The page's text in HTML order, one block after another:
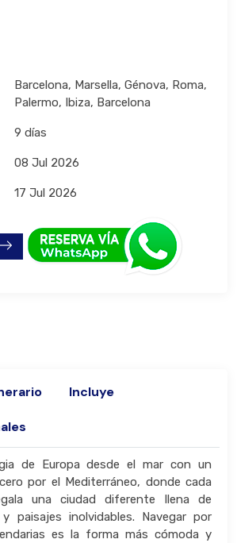
Barcelona, Marsella, Génova, Roma,
Palermo, Ibiza, Barcelona
9 días
08 Jul 2026
17 Jul 2026
Incluye
de Europa desde el mar con un
por el Mediterráneo, donde cada
una ciudad diferente llena de
paisajes inolvidables. Navegar por
es la forma más cómoda y